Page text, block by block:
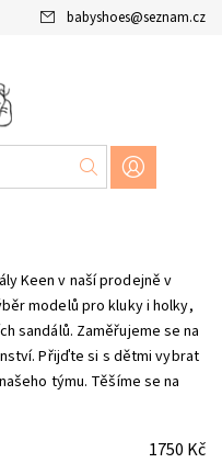
babyshoes@seznam.cz
Keen v naší prodejně v
modelů pro kluky i holky,
sandálů. Zaměřujeme se na
Přijďte si s dětmi vybrat
týmu. Těšíme se na
1750 Kč